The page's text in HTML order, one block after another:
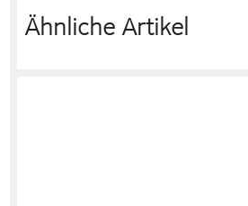
Ähnliche Artikel